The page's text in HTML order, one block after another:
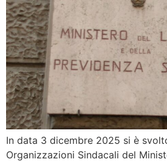
In data 3 dicembre 2025 si è
Organizzazioni Sindacali del